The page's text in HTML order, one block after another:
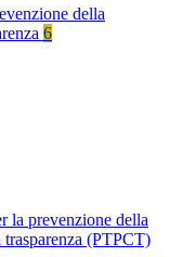
della
6
la prevenzione della
(PTPCT)